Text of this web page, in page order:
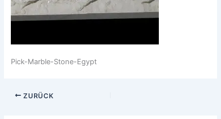
Pick-Marble-Stone-Egypt
ZURÜCK